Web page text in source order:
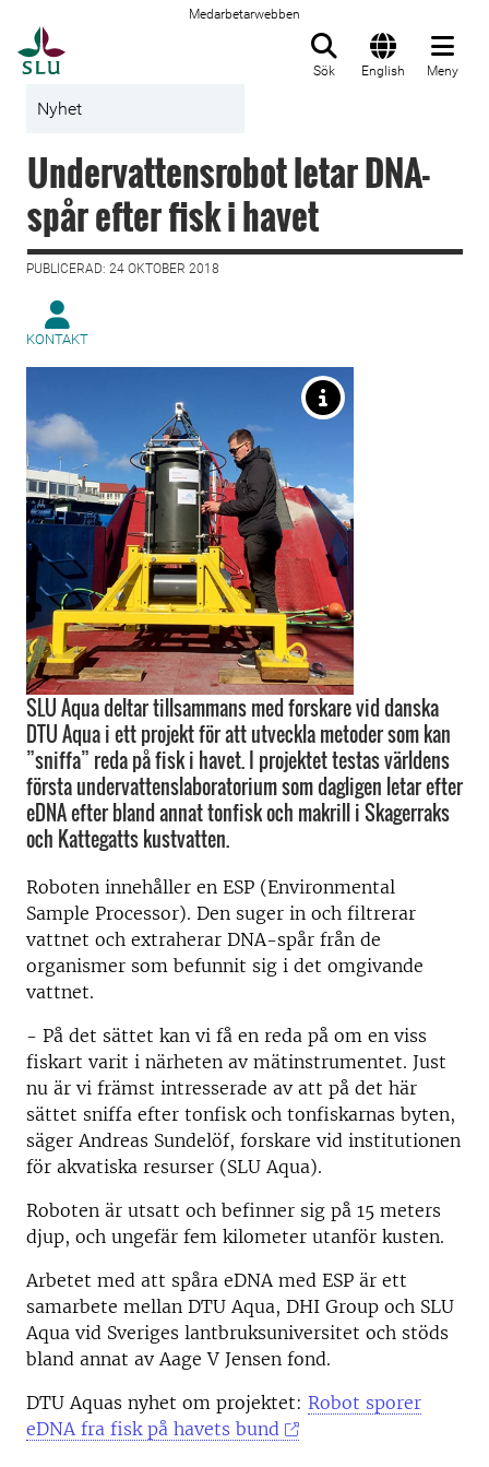
Medarbetarwebben
Sök English Meny
Nyhet
Undervattensrobot letar DNA-
spår efter fisk i havet
PUBLICERAD: 24 OKTOBER 2018
KONTAKT
SLU Aqua deltar tillsammans med forskare vid danska
DTU Aqua i ett projekt för att utveckla metoder som kan
”sniffa” reda på fisk i havet. I projektet testas världens
första undervattenslaboratorium som dagligen letar efter
eDNA efter bland annat tonfisk och makrill i Skagerraks
och Kattegatts kustvatten.
Roboten innehåller en ESP (Environmental
Sample Processor). Den suger in och filtrerar
vattnet och extraherar DNA-spår från de
organismer som befunnit sig i det omgivande
vattnet.
- På det sättet kan vi få en reda på om en viss
fiskart varit i närheten av mätinstrumentet. Just
nu är vi främst intresserade av att på det här
sättet sniffa efter tonfisk och tonfiskarnas byten,
säger Andreas Sundelöf, forskare vid institutionen
för akvatiska resurser (SLU Aqua).
Roboten är utsatt och befinner sig på 15 meters
djup, och ungefär fem kilometer utanför kusten.
Arbetet med att spåra eDNA med ESP är ett
samarbete mellan DTU Aqua, DHI Group och SLU
Aqua vid Sveriges lantbruksuniversitet och stöds
bland annat av Aage V Jensen fond.
DTU Aquas nyhet om projektet: Robot sporer
eDNA fra fisk på havets bund